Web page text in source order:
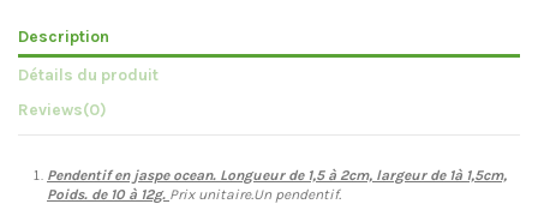
Description
Détails du produit
Reviews(0)
Pendentif en jaspe ocean. Longueur de 1,5 à 2cm, largeur de 1à 1,5cm,
Poids. de 10 à 12g. Prix unitaire.Un pendentif.